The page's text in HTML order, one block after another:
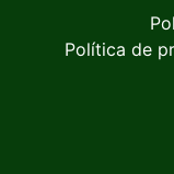
Política de